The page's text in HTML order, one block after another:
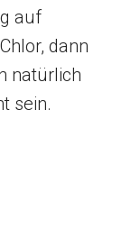
auf
dann
natürlich
sein.